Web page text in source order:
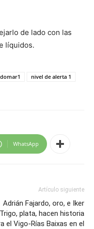
de lado con las
líquidos.
nivel de alerta 1
WhatsApp
Artículo siguiente
Adrián Fajardo, oro, e Iker
Trigo, plata, hacen historia
el Vigo-Rías Baixas en el